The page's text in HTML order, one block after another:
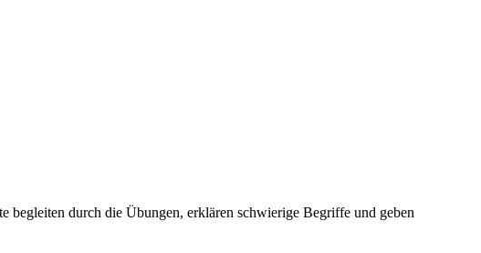
durch die Übungen, erklären schwierige Begriffe und geben